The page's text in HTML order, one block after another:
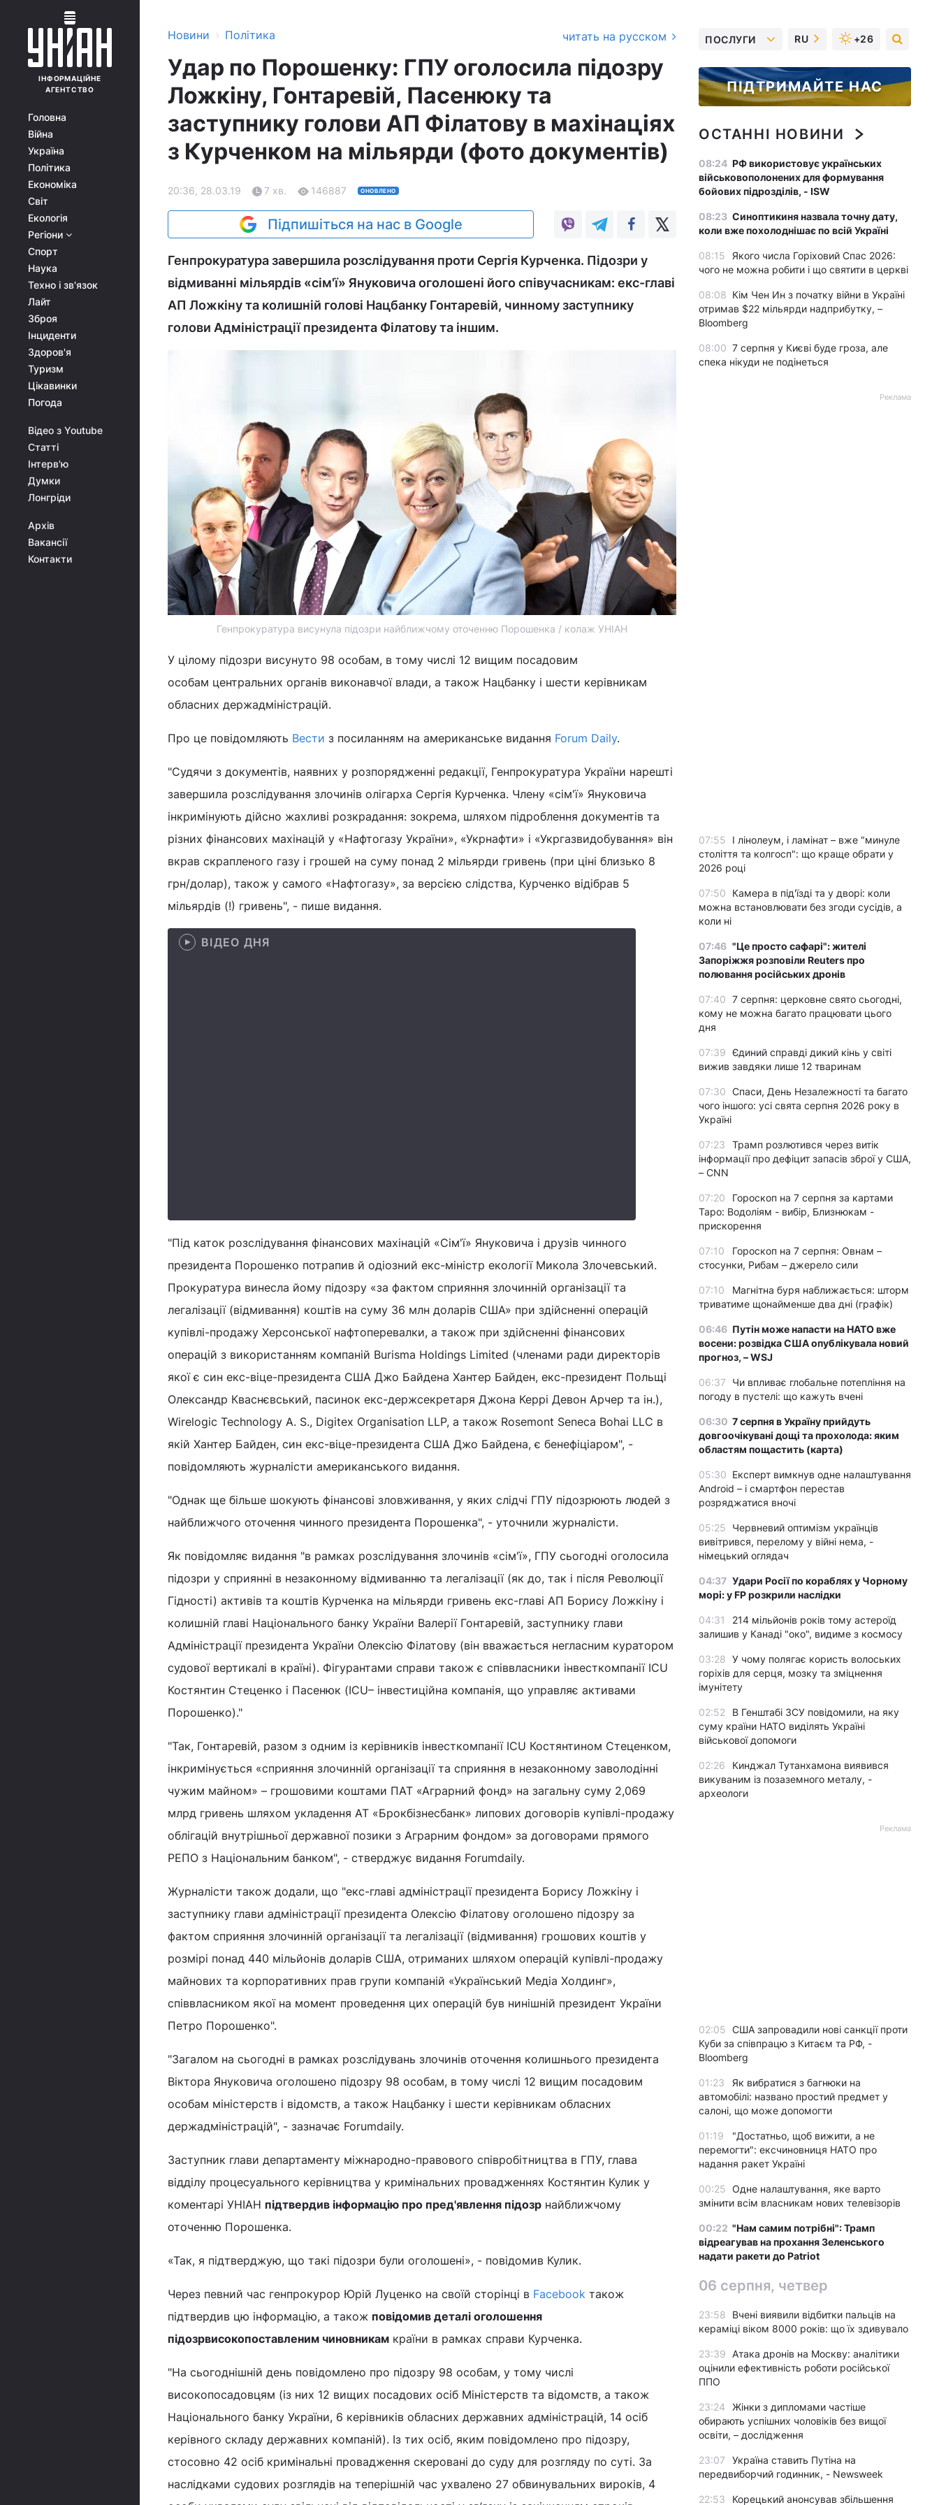
ІНФОРМАЦІЙНЕ
АГЕНТСТВО
Головна
Війна
Україна
Політика
Економіка
Світ
Екологія
Регіони
Спорт
Наука
Техно і зв'язок
Лайт
Зброя
Інциденти
Здоров'я
Туризм
Цікавинки
Погода
Відео з Youtube
Статті
Інтерв'ю
Думки
Лонгріди
Архів
Вакансії
Контакти
Новини › Політика читать на русском
Удар по Порошенку: ГПУ оголосила підозру
Ложкіну, Гонтаревій, Пасенюку та
заступнику голови АП Філатову в махінаціях
з Курченком на мільярди (фото документів)
20:36, 28.03.19 7 хв. 146887 ОНОВЛЕНО
Підпишіться на нас в Google
Генпрокуратура завершила розслідування проти Сергія Курченка. Підозри у
відмиванні мільярдів «сім'ї» Януковича оголошені його співучасникам: екс-главі
АП Ложкіну та колишній голові Нацбанку Гонтаревій, чинному заступнику
голови Адміністрації президента Філатову та іншим.
Генпрокуратура висунула підозри найближчому оточенню Порошенка / колаж УНІАН
У цілому підозри висунуто 98 особам, в тому числі 12 вищим посадовим
особам центральних органів виконавчої влади, а також Нацбанку і шести керівникам
обласних держадміністрацій.
Про це повідомляють Вести з посиланням на американське видання Forum Daily.
"Судячи з документів, наявних у розпорядженні редакції, Генпрокуратура України нарешті
завершила розслідування злочинів олігарха Сергія Курченка. Члену «сім'ї» Януковича
інкримінують дійсно жахливі розкрадання: зокрема, шляхом підроблення документів та
різних фінансових махінацій у «Нафтогазу України», «Укрнафти» і «Укргазвидобування» він
вкрав скрапленого газу і грошей на суму понад 2 мільярди гривень (при ціні близько 8
грн/долар), також у самого «Нафтогазу», за версією слідства, Курченко відібрав 5
мільярдів (!) гривень", - пише видання.
ВІДЕО ДНЯ
"Під каток розслідування фінансових махінацій «Сім'ї» Януковича і друзів чинного
президента Порошенко потрапив й одіозний екс-міністр екології Микола Злочевський.
Прокуратура винесла йому підозру «за фактом сприяння злочинній організації та
легалізації (відмивання) коштів на суму 36 млн доларів США» при здійсненні операцій
купівлі-продажу Херсонської нафтоперевалки, а також при здійсненні фінансових
операцій з використанням компаній Burisma Holdings Limited (членами ради директорів
якої є син екс-віце-президента США Джо Байдена Хантер Байден, екс-президент Польщі
Олександр Кваснєвський, пасинок екс-держсекретаря Джона Керрі Девон Арчер та ін.),
Wirelogic Technology A. S., Digitex Organisation LLP, а також Rosemont Seneca Bohai LLC в
якій Хантер Байден, син екс-віце-президента США Джо Байдена, є бенефіціаром", -
повідомляють журналісти американського видання.
"Однак ще більше шокують фінансові зловживання, у яких слідчі ГПУ підозрюють людей з
найближчого оточення чинного президента Порошенка", - уточнили журналісти.
Як повідомляє видання "в рамках розслідування злочинів «сім'ї», ГПУ сьогодні оголосила
підозри у сприянні в незаконному відмиванню та легалізації (як до, так і після Революції
Гідності) активів та коштів Курченка на мільярди гривень екс-главі АП Борису Ложкіну і
колишній главі Національного банку України Валерії Гонтаревій, заступнику глави
Адміністрації президента України Олексію Філатову (він вважається негласним куратором
судової вертикалі в країні). Фігурантами справи також є співвласники інвесткомпанії ICU
Костянтин Стеценко і Пасенюк (ICU– інвестиційна компанія, що управляє активами
Порошенко)."
"Так, Гонтаревій, разом з одним із керівників інвесткомпанії ICU Костянтином Стеценком,
інкримінується «сприяння злочинній організації та сприяння в незаконному заволодінні
чужим майном» – грошовими коштами ПАТ «Аграрний фонд» на загальну суму 2,069
млрд гривень шляхом укладення АТ «Брокбізнесбанк» липових договорів купівлі-продажу
облігацій внутрішньої державної позики з Аграрним фондом» за договорами прямого
РЕПО з Національним банком", - стверджує видання Forumdaily.
Журналісти також додали, що "екс-главі адміністрації президента Борису Ложкіну і
заступнику глави адміністрації президента Олексію Філатову оголошено підозру за
фактом сприяння злочинній організації та легалізації (відмивання) грошових коштів у
розмірі понад 440 мільйонів доларів США, отриманих шляхом операцій купівлі-продажу
майнових та корпоративних прав групи компаній «Український Медіа Холдинг»,
співвласником якої на момент проведення цих операцій був нинішній президент України
Петро Порошенко".
"Загалом на сьогодні в рамках розслідувань злочинів оточення колишнього президента
Віктора Януковича оголошено підозру 98 особам, в тому числі 12 вищим посадовим
особам міністерств і відомств, а також Нацбанку і шести керівникам обласних
держадміністрацій", - зазначає Forumdaily.
Заступник глави департаменту міжнародно-правового співробітництва в ГПУ, глава
відділу процесуального керівництва у кримінальних провадженнях Костянтин Кулик у
коментарі УНІАН підтвердив інформацію про пред'явлення підозр найближчому
оточенню Порошенка.
«Так, я підтверджую, що такі підозри були оголошені», - повідомив Кулик.
Через певний час генпрокурор Юрій Луценко на своїй сторінці в Facebook також
підтвердив цю інформацію, а також повідомив деталі оголошення
підозрвисокопоставленим чиновникам країни в рамках справи Курченка.
"На сьогоднішній день повідомлено про підозру 98 особам, у тому числі
високопосадовцям (із них 12 вищих посадових осіб Міністерств та відомств, а також
Національного банку України, 6 керівників обласних державних адміністрацій, 14 осіб
керівного складу державних компаній). Із тих осіб, яким повідомлено про підозру,
стосовно 42 осіб кримінальні провадження скеровані до суду для розгляду по суті. За
наслідками судових розглядів на теперішній час ухвалено 27 обвинувальних вироків, 4
ПОСЛУГИ RU +26
ПІДТРИМАЙТЕ НАС
ОСТАННІ НОВИНИ
08:24 РФ використовує українських
військовополонених для формування
бойових підрозділів, - ISW
08:23 Синоптикиня назвала точну дату,
коли вже похолоднішає по всій Україні
08:15
Якого числа Горіховий Спас 2026:
чого не можна робити і що святити в церкві
08:08 Кім Чен Ин з початку війни в Україні
отримав $22 мільярди надприбутку, –
Bloomberg
08:00 7 серпня у Києві буде гроза, але
спека нікуди не подінеться
Реклама
07:55
І лінолеум, і ламінат – вже "минуле
століття та колгосп": що краще обрати у
2026 році
07:50
Камера в під'їзді та у дворі: коли
можна встановлювати без згоди сусідів, а
коли ні
07:46 "Це просто сафарі": жителі
Запоріжжя розповіли Reuters про
полювання російських дронів
07:40 7 серпня: церковне свято сьогодні,
кому не можна багато працювати цього
дня
07:39 Єдиний справді дикий кінь у світі
вижив завдяки лише 12 тваринам
07:30 Спаси, День Незалежності та багато
чого іншого: усі свята серпня 2026 року в
Україні
07:23
Трамп розлютився через витік
інформації про дефіцит запасів зброї у США,
– CNN
07:20
Гороскоп на 7 серпня за картами
Таро: Водоліям - вибір, Близнюкам -
прискорення
07:10
Гороскоп на 7 серпня: Овнам –
стосунки, Рибам – джерело сили
07:10
Магнітна буря наближається: шторм
триватиме щонайменше два дні (графік)
06:46 Путін може напасти на НАТО вже
восени: розвідка США опублікувала новий
прогноз, – WSJ
06:37
Чи впливає глобальне потепління на
погоду в пустелі: що кажуть вчені
06:30 7 серпня в Україну прийдуть
довгоочікувані дощі та прохолода: яким
областям пощастить (карта)
05:30 Експерт вимкнув одне налаштування
Android – і смартфон перестав
розряджатися вночі
05:25
Червневий оптимізм українців
вивітрився, перелому у війні нема, -
німецький оглядач
04:37 Удари Росії по кораблях у Чорному
морі: у FP розкрили наслідки
04:31
214 мільйонів років тому астероїд
залишив у Канаді "око", видиме з космосу
03:28 У чому полягає користь волоських
горіхів для серця, мозку та зміцнення
імунітету
02:52
В Генштабі ЗСУ повідомили, на яку
суму країни НАТО виділять Україні
військової допомоги
02:26
Кинджал Тутанхамона виявився
викуваним із позаземного металу, -
археологи
Реклама
02:05 США запровадили нові санкції проти
Куби за співпрацю з Китаєм та РФ, -
Bloomberg
01:23
Як вибратися з багнюки на
автомобілі: названо простий предмет у
салоні, що може допомогти
01:19
"Достатньо, щоб вижити, а не
перемогти": ексчиновниця НАТО про
надання ракет Україні
00:25 Одне налаштування, яке варто
змінити всім власникам нових телевізорів
00:22 "Нам самим потрібні": Трамп
відреагував на прохання Зеленського
надати ракети до Patriot
06 серпня, четвер
23:58
Вчені виявили відбитки пальців на
кераміці віком 8000 років: що їх здивувало
23:39
Атака дронів на Москву: аналітики
оцінили ефективність роботи російської
ППО
23:24
Жінки з дипломами частіше
обирають успішних чоловіків без вищої
освіти, – дослідження
23:07
Україна ставить Путіна на
передвиборчий годинник, - Newsweek
22:53 Корецький анонсував збільшення